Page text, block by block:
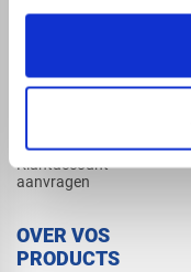
Beregening
Dak en gevel
Klantaccount
aanvragen
OVER VOS
PRODUCTS